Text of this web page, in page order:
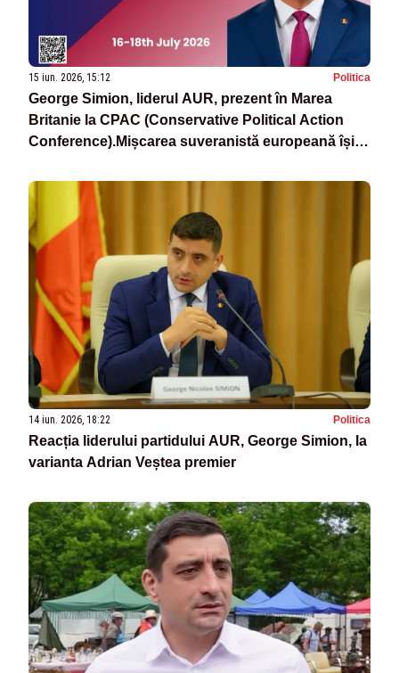
15 iun. 2026, 15:12 Politica
George Simion, liderul AUR, prezent în Marea
Britanie la CPAC (Conservative Political Action
Conference).Mișcarea suveranistă europeană își
14 iun. 2026, 18:22 Politica
Reacția liderului partidului AUR, George Simion, la
varianta Adrian Veștea premier